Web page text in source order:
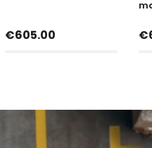
Price
€605.00